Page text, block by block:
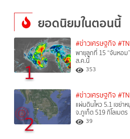
ยอดนิยมในตอนนี้
1
#ข่าวเศรษฐกิจ
พายุลูกที่ 15 “จันหอ
ส.ค.นี้
353
2
#ข่าวเศรษฐกิจ
แผ่นดินไหว 5.1 เขย่าห
จ.ภูเก็ต 519 กิโลเมตร
39